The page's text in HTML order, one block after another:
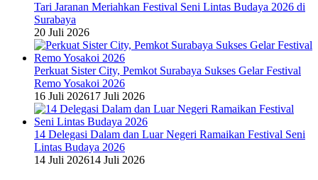
Tari Jaranan Meriahkan Festival Seni Lintas Budaya 2026 di
Surabaya
20 Juli 2026
Perkuat Sister City, Pemkot Surabaya Sukses Gelar Festival
Remo Yosakoi 2026
16 Juli 202617 Juli 2026
14 Delegasi Dalam dan Luar Negeri Ramaikan Festival Seni
Lintas Budaya 2026
14 Juli 202614 Juli 2026